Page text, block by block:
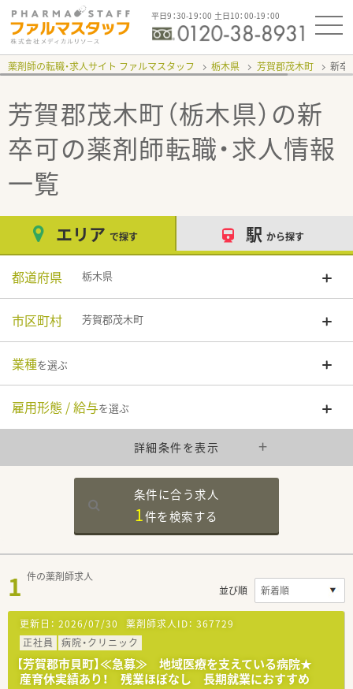
平日9：30-19：00 土日10：00-19：00
薬剤師の転職・求人サイト ファルマスタッフ 栃木県 芳賀郡茂木町 新
芳賀郡茂木町（栃木県）の新
卒可の薬剤師転職・求人情報
一覧
エリア で探す 駅 から探す
都道府県 栃木県
市区町村 芳賀郡茂木町
業種を選ぶ
雇用形態 / 給与を選ぶ
詳細条件を表示
条件に合う求人
1件を検索する
1 件の薬剤師求人
並び順
更新日： 2026/07/30 薬剤師求人ID： 367729
正社員
病院・クリニック
【芳賀郡市貝町】≪急募≫ 地域医療を支えている病院★
産育休実績あり！ 残業ほぼなし 長期就業におすすめ